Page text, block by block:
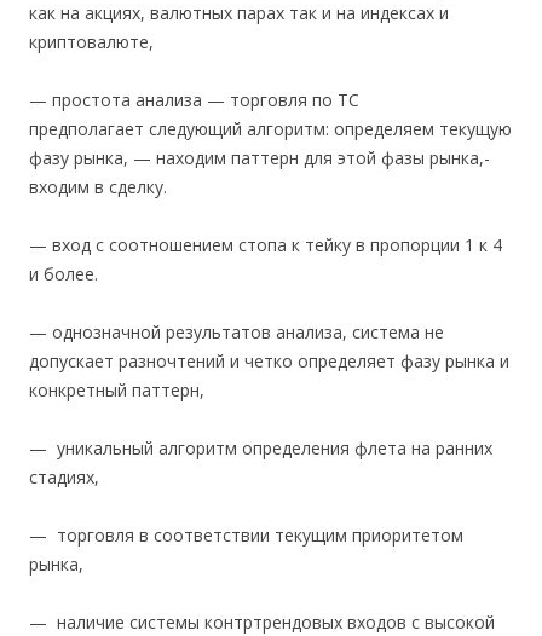
как на акциях, валютных парах так и на индексах и
криптовалюте,
— простота анализа — торговля по ТС
предполагает следующий алгоритм: определяем текущую
фазу рынка, — находим паттерн для этой фазы рынка,-
входим в сделку.
— вход с соотношением стопа к тейку в пропорции 1 к 4
и более.
— однозначной результатов анализа, система не
допускает разночтений и четко определяет фазу рынка и
конкретный паттерн,
— уникальный алгоритм определения флета на ранних
стадиях,
— торговля в соответствии текущим приоритетом
рынка,
— наличие системы контртрендовых входов с высокой